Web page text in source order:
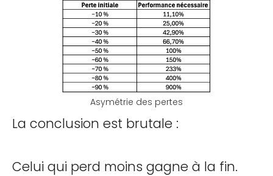
Asymétrie des pertes
La conclusion est brutale :
Celui qui perd moins gagne à la fin.